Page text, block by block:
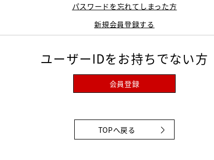
パスワードを忘れてしまった方
新規会員登録する
ユーザーIDをお持ちでない方
会員登録
TOPへ戻る